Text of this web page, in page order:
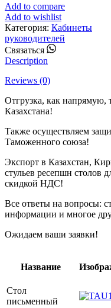
Add to compare
Add to wishlist
Категория: Кабинеты
руководителей
Связаться Whatsapp
Description
Reviews (0)
Отгрузка, как напрямую,
Казахстана!
Также осуществляем
Таможенного союза!
Экспорт в Казахстан,
стульев ресепшн столов
скидкой НДС!
Все ответы на вопросы:
информации и многое
Ожидаем ваши заявки!
Название
Стол
письменный